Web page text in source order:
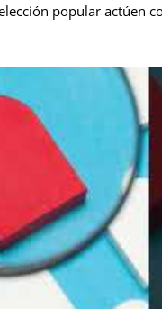
popular actúen